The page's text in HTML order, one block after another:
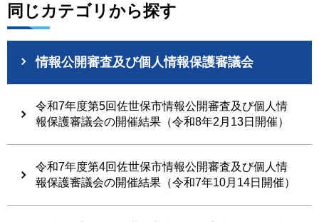
同じカテゴリから探す
情報公開審査及び個人情報保護審議会
令和7年度第5回佐世保市情報公開審査及び個人情
報保護審議会の開催結果（令和8年2月13日開催）
令和7年度第4回佐世保市情報公開審査及び個人情
報保護審議会の開催結果（令和7年10月14日開催）